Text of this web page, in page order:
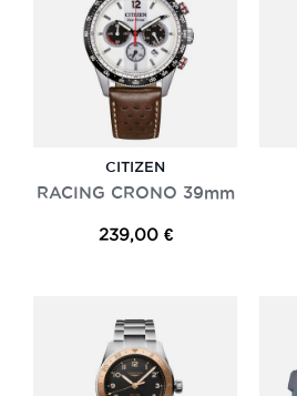
CITIZEN
RACING CRONO 39mm
239,00 €